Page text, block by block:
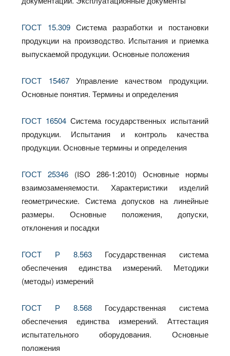
ГОСТ 15.309 Система разработки и постановки
продукции на производство. Испытания и приемка
выпускаемой продукции. Основные положения
ГОСТ 15467
Управление качеством продукции.
Основные понятия. Термины и определения
ГОСТ 16504 Система государственных испытаний
продукции. Испытания и контроль качества
продукции. Основные термины и определения
ГОСТ 25346
(ISO 286-1:2010) Основные нормы
взаимозаменяемости. Характеристики изделий
геометрические. Система допусков на линейные
размеры. Основные положения, допуски,
отклонения и посадки
ГОСТ Р 8.563
Государственная система
обеспечения единства измерений. Методики
(методы) измерений
ГОСТ Р 8.568
Государственная система
обеспечения единства измерений. Аттестация
испытательного оборудования. Основные
положения